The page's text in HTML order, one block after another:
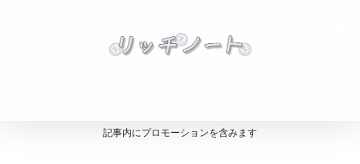
記事内にプロモーションを含みます